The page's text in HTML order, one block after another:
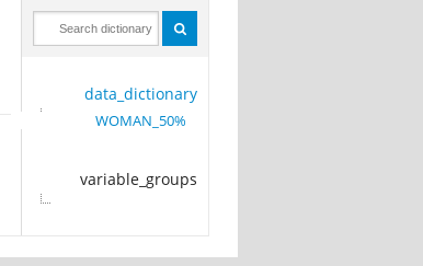
data_dictionary
50%_WOMAN
variable_groups